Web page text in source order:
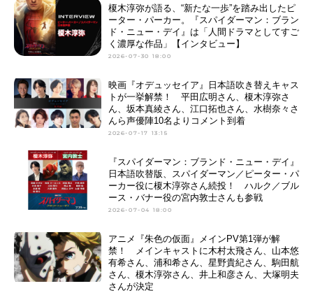
榎木淳弥が語る、“新たな一歩”を踏み出したピ
ーター・パーカー。『スパイダーマン：ブラン
ド・ニュー・デイ』は「人間ドラマとしてすご
く濃厚な作品」【インタビュー】
2026-07-30 18:00
映画『オデュッセイア』日本語吹き替えキャス
トが一挙解禁！ 平田広明さん、榎木淳弥さ
ん、坂本真綾さん、江口拓也さん、水樹奈々さ
んら声優陣10名よりコメント到着
2026-07-17 13:15
『スパイダーマン：ブランド・ニュー・デイ』
日本語吹替版、スパイダーマン／ピーター・パ
ーカー役に榎木淳弥さん続投！ ハルク／ブル
ース・バナー役の宮内敦士さんも参戦
2026-07-04 18:00
アニメ『朱色の仮面』メインPV第1弾が解
禁！ メインキャストに木村太飛さん、山本悠
有希さん、浦和希さん、星野貴紀さん、駒田航
さん、榎木淳弥さん、井上和彦さん、大塚明夫
さんが決定